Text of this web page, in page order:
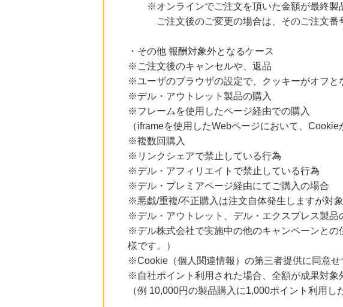
※オンラインでご注文を頂いた金額が最終製品
ご注文後のご変更の場合は、そのご注文番号
・その他 報酬対象外となるケース
※ご注文後のキャンセルや、返品
※ユーザのブラウザの設定で、クッキーがオフと
※デル・アウトレット製品の購入
※フレームを使用したページ経由での購入
（iframeを使用したWebページにおいて、
※複数回購入
※リンクシェアで禁止している行為
※デル・アフィリエイトで禁止している行為
※デル・プレミアページ経由にてご購入の場合
※悪戯/重複/不正購入は注文自体発生しますが対
※デル・アウトレット、デル・エクスプレス製品
※デル株式会社で実施中の他のキャンペーンとの
様です。）
※Cookie（個人関連情報）の第三者提供に同意せ
※自社ポイント利用された場合、全額が成果対象
（例 10,000円の製品購入に1,000ポイント利用し